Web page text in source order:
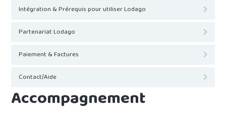
Intégration & Prérequis pour utiliser Lodago
Partenariat Lodago
Paiement & Factures
Contact/Aide
Accompagnement